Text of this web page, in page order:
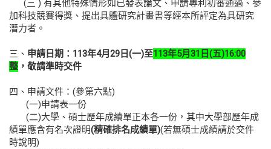
(三 ) 有其他特殊情形如已發表論文、申請專利初審通過、參
加科技競賽得獎、提出具體研究計畫書等經本所評定為具研究
潛力者。
三、 申請日期：113年4月29日(一)至113年5月31日(五)16:00
整 ，敬請準時交件
四、申請文件：(參第六點)
(一)申請表一份
(二)大學、碩士歷年成績單正本各一份，其中大學部歷年成
績單應含有名次證明(精確排名成績單)(若無碩士成績請於交件
時說明)